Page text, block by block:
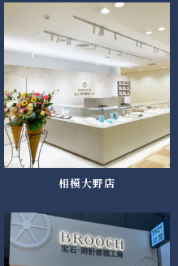
相模大野店